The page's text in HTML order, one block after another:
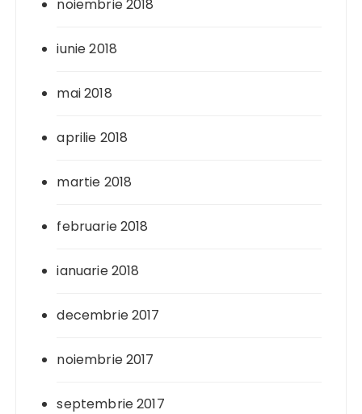
noiembrie 2018
iunie 2018
mai 2018
aprilie 2018
martie 2018
februarie 2018
ianuarie 2018
decembrie 2017
noiembrie 2017
septembrie 2017